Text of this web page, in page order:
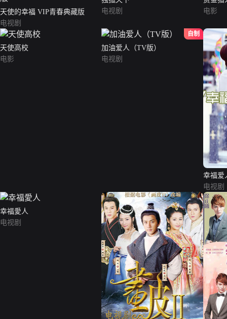
天使的幸福 VIP青春典藏版
电视剧
电视剧
电影
天使高校
电影
自制
加油爱人（TV版）
电视剧
幸福爱
电视剧
幸福愛人
电视剧